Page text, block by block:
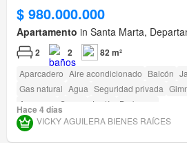
$ 980.000.000
Apartamento in Santa Marta,
2 2 82 m²
Aparcadero Aire acondicionado Balcón
Gas natural Agua Seguridad privada
Ascensor
Sauna Jardín
Barbecue
Acceso para personas con discapacidad
Hace 4 días
VICKY AGUILERA BIENES RAÍCES